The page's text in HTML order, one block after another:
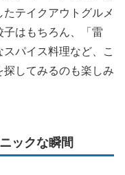
テイクアウトグルメ
はもちろん、「雷
パイス料理など、こ
してみるのも楽しみ
ックな瞬間